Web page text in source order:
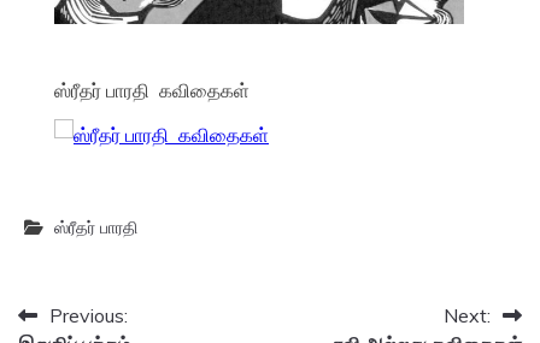
ஸ்ரீதர் பாரதி கவிதைகள்
ஸ்ரீதர் பாரதி
PostPrevious:
Next: